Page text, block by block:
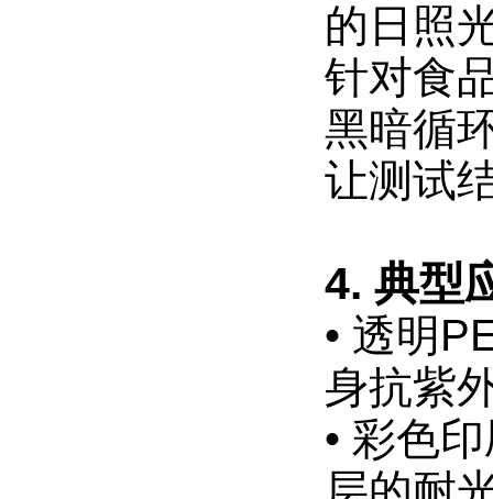
的日照
针对食
黑暗循
让测试
4. 典型
• 透明
身抗紫
• 彩色